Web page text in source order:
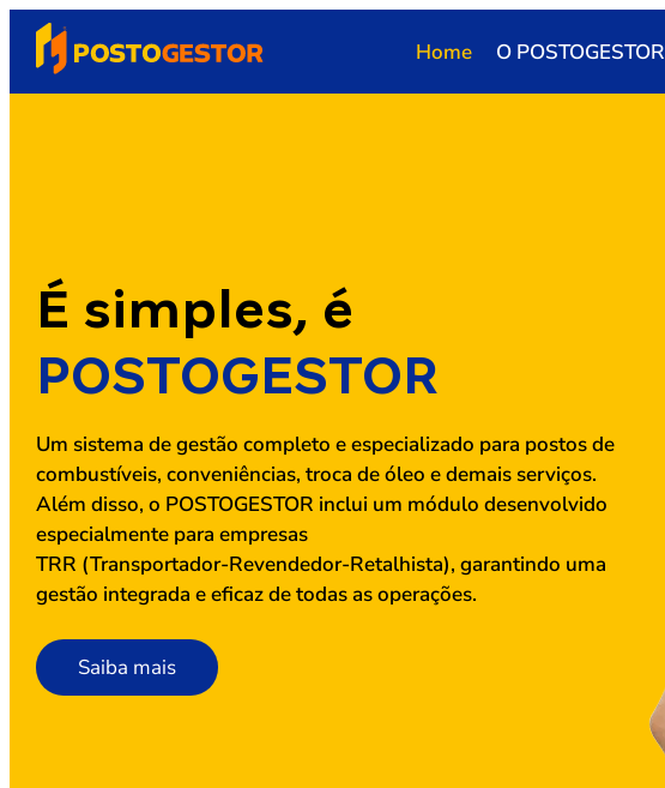
Home O POSTOGESTOR
É simples, é
POSTOGESTOR
Um sistema de gestão completo e especializado para postos de
combustíveis, conveniências, troca de óleo e demais serviços.
Além disso, o POSTOGESTOR inclui um módulo desenvolvido
especialmente para empresas
TRR (Transportador-Revendedor-Retalhista), garantindo uma
gestão integrada e eficaz de todas as operações.
Saiba mais